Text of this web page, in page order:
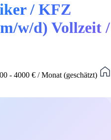
/ KFZ
w/d) Vollzeit /
- 4000 € / Monat (geschätzt)